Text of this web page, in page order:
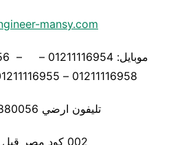
mansy.com
تليفون ارضي 0225880056
002 كود مصر قبل الرقم